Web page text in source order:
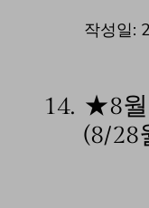
작성일:
14. ★8월
(8/28